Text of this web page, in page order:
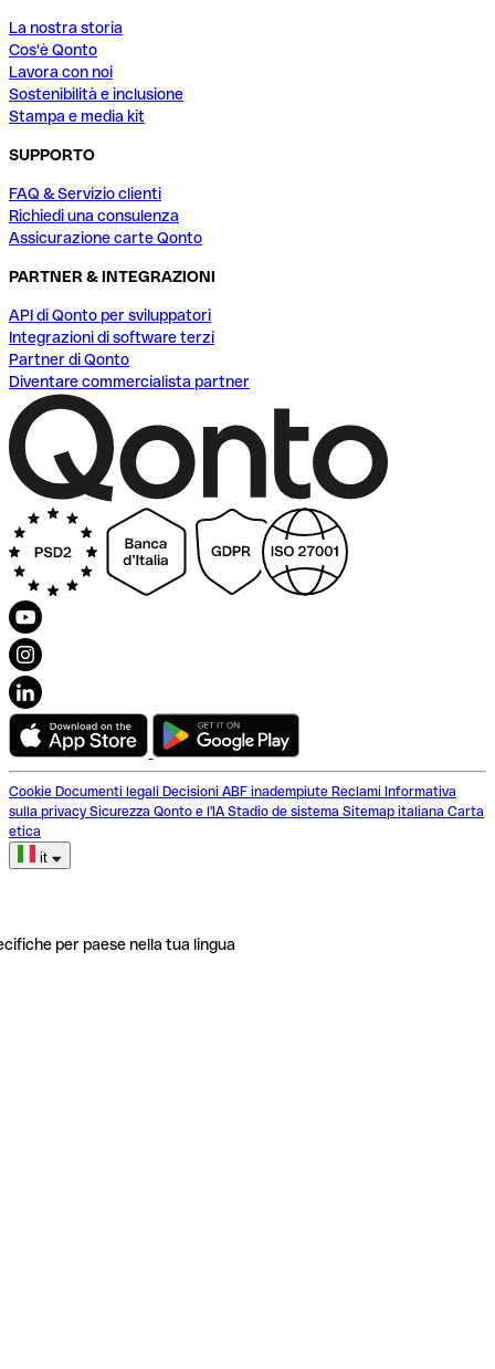
La nostra storia
Cos'è Qonto
Lavora con noi
Sostenibilità e inclusione
Stampa e media kit
SUPPORTO
FAQ & Servizio clienti
Richiedi una consulenza
Assicurazione carte Qonto
PARTNER & INTEGRAZIONI
API di Qonto per sviluppatori
Integrazioni di software terzi
Partner di Qonto
Diventare commercialista partner
Cookie Documenti legali Decisioni ABF inadempiute Reclami Informativa
sulla privacy Sicurezza Qonto e l'IA Stadio de sistema Sitemap italiana Carta
etica
it
per paese nella tua lingua